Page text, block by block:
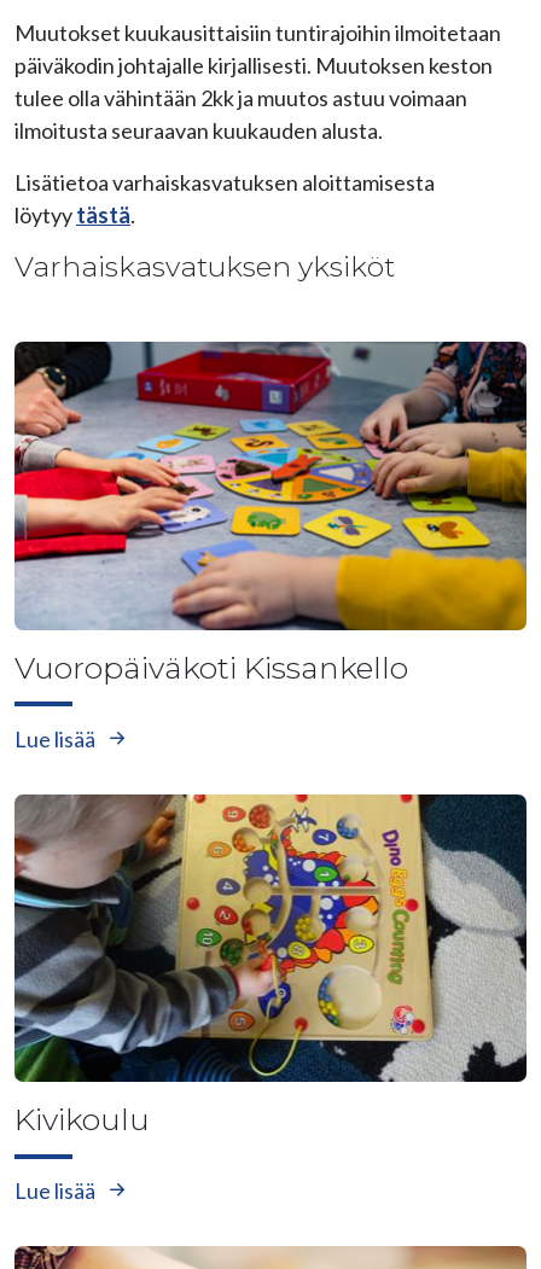
Muutokset kuukausittaisiin tuntirajoihin ilmoitetaan
päiväkodin johtajalle kirjallisesti. Muutoksen keston
tulee olla vähintään 2kk ja muutos astuu voimaan
ilmoitusta seuraavan kuukauden alusta.
Lisätietoa varhaiskasvatuksen aloittamisesta
löytyytästä.
Varhaiskasvatuksen yksiköt
Vuoropäiväkoti Kissankello
Lue lisää
Kivikoulu
Lue lisää